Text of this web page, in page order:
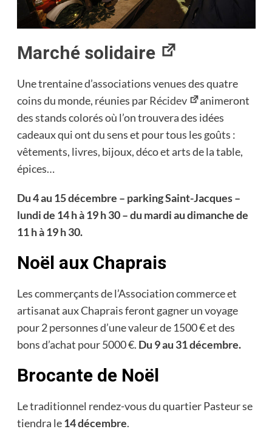
Marché solidaire
Une trentaine d’associations venues des quatre
coins du monde, réunies parRécidev
animeront
des stands colorés où l’on trouvera des idées
cadeaux qui ont du sens et pour tous les goûts :
vêtements, livres, bijoux, déco et arts de la table,
épices…
Du 4 au 15 décembre – parking Saint-Jacques –
lundi de 14 h à 19 h 30 – du mardi au dimanche de
11 h à 19 h 30.
Noël aux Chaprais
Les commerçants de l’Association commerce et
artisanat aux Chaprais feront gagner un voyage
pour 2 personnes d’une valeur de 1500 € et des
bons d’achat pour 5000 €. Du 9 au 31 décembre.
Brocante de Noël
Le traditionnel rendez-vous du quartier Pasteur se
tiendra le14 décembre.